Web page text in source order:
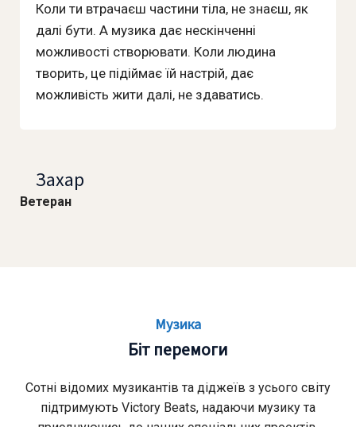
Коли ти втрачаєш частини тіла, не знаєш, як
далі бути. А музика дає нескінченні
можливості створювати. Коли людина
творить, це підіймає їй настрій, дає
можливість жити далі, не здаватись.
Захар
Ветеран
Музика
Біт перемоги
Сотні відомих музикантів та діджеїв з усього світу
підтримують Victory Beats, надаючи музику та